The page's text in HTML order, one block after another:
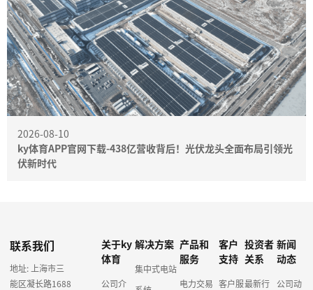
2026-08-10
ky体育APP官网下载-438亿营收背后！光伏龙头全面布局引领光
伏新时代
联系我们
地址: 上海市三
能区凝长路1688
关于ky
体育
公司介
解决方案
集中式电站
产品和
服务
电力交易
客户
支持
客户服
投资者
关系
最新行
新闻
动态
公司动